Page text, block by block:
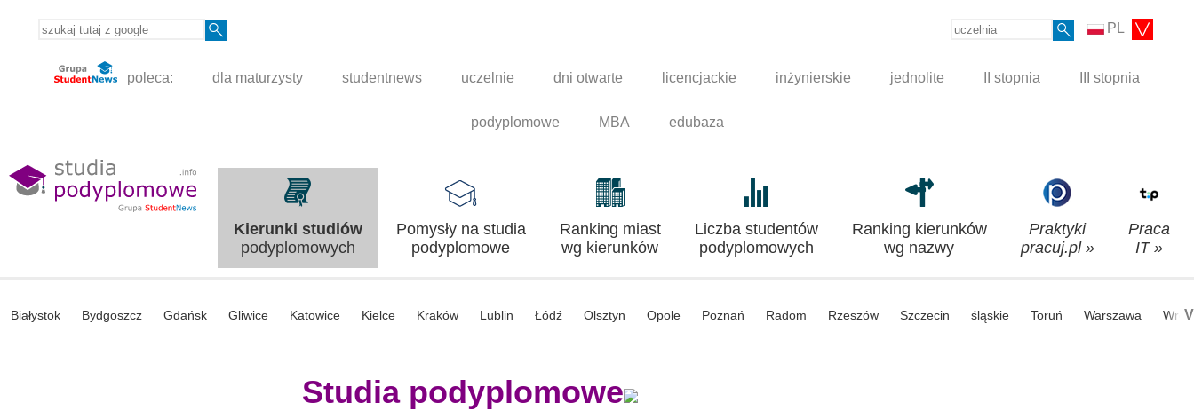
PL
poleca: dla maturzysty studentnews uczelnie dni otwarte licencjackie inżynierskie jednolite II stopnia III stopnia
podyplomowe MBA edubaza
Kierunki studiów
podyplomowych
Pomysły na studia
podyplomowe
Ranking miast
wg kierunków
Liczba studentów
podyplomowych
Ranking kierunków
wg nazwy
Praktyki
pracuj.pl »
Praca
IT »
Białystok Bydgoszcz Gdańsk Gliwice Katowice Kielce Kraków Lublin Łódź Olsztyn Opole Poznań Radom Rzeszów Szczecin śląskie Toruń Warszawa V
Studia podyplomowe